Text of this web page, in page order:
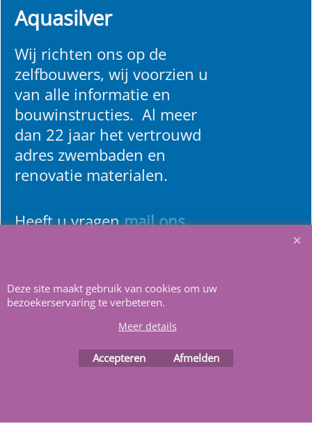
Aquasilver
Wij richten ons op de
zelfbouwers, wij voorzien u
van alle informatie en
bouwinstructies. Al meer
dan 22 jaar het vertrouwd
adres zwembaden en
renovatie materialen.
Heeft u vragenmail ons.
Deze site maakt gebruik van cookies om uw
bezoekerservaring te verbeteren.
Meer details
Accepteren Afmelden